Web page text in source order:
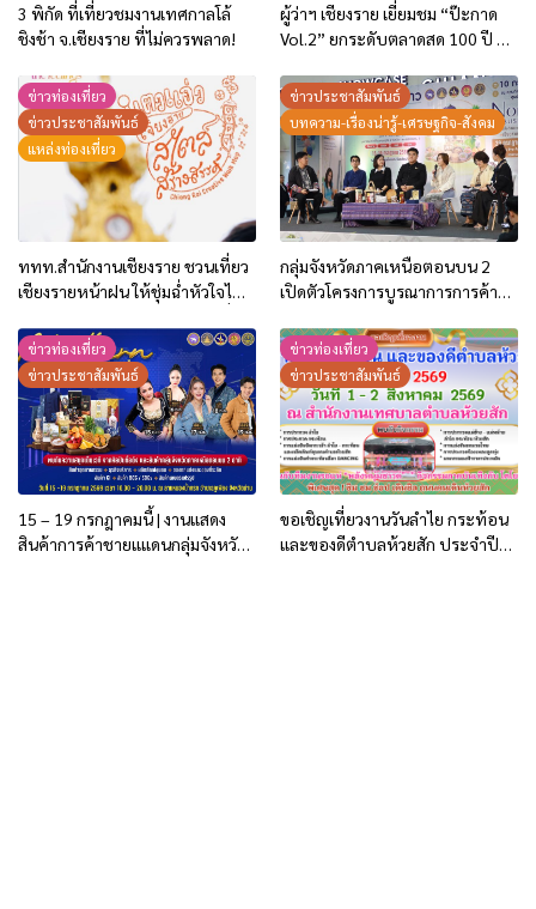
3 พิกัด ที่เที่ยวชมงานเทศกาลโล้
ชิงช้า จ.เชียงราย ที่ไม่ควรพลาด!
ผู้ว่าฯ เชียงราย เยี่ยมชม “ป๊ะกาด
Vol.2” ยกระดับตลาดสด 100 ปี สู่
เศรษฐกิจสร้างสรรค์และการท่อง
เที่ยวของเมือง
ข่าวท่องเที่ยว
ข่าวประชาสัมพันธ์
แหล่งท่องเที่ยว
ททท.สำนักงานเชียงราย ชวนเที่ยว
เชียงรายหน้าฝน ให้ชุ่มฉ่ำหัวใจไป
ให้สนุก เก็บแสตมป์ครบ แล้วรับ
ของที่ระลึกสุดพิเศษ! ทันที
ข่าวประชาสัมพันธ์
บทความ-เรื่องน่ารู้-เศรษฐกิจ-สังคม
กลุ่มจังหวัดภาคเหนือตอนบน 2
เปิดตัวโครงการบูรณาการการค้า
กระตุ้นการใช้จ่ายของประชาชน
และนักท่องเที่ยว
ข่าวท่องเที่ยว
ข่าวประชาสัมพันธ์
15 – 19 กรกฎาคมนี้ | งานแสดง
สินค้าการค้าชายแแดนกลุ่มจังหวัด
ข่าวท่องเที่ยว
ข่าวประชาสัมพันธ์
ขอเชิญเที่ยวงานวันลำไย กระท้อน
และของดีตำบลห้วยสัก ประจำปี